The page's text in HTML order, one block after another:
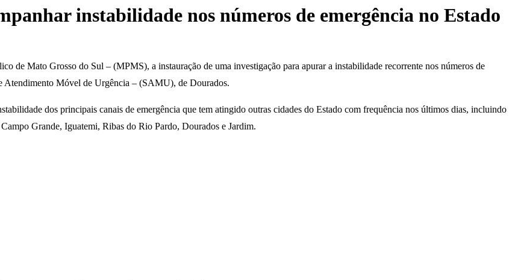
instabilidade nos números de emergência no Estado
de Mato Grosso do Sul – (MPMS), a instauração de uma investigação para apurar a instabilidade recorrente nos números de
Atendimento Móvel de Urgência – (SAMU), de Dourados.
dos principais canais de emergência que tem atingido outras cidades do Estado com frequência nos últimos dias, incluindo
Grande, Iguatemi, Ribas do Rio Pardo, Dourados e Jardim.